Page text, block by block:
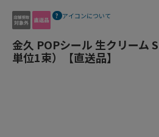
アイコンについて
金久 POPシール 生クリーム
単位1束）【直送品】